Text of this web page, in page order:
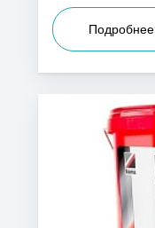
Подробнее